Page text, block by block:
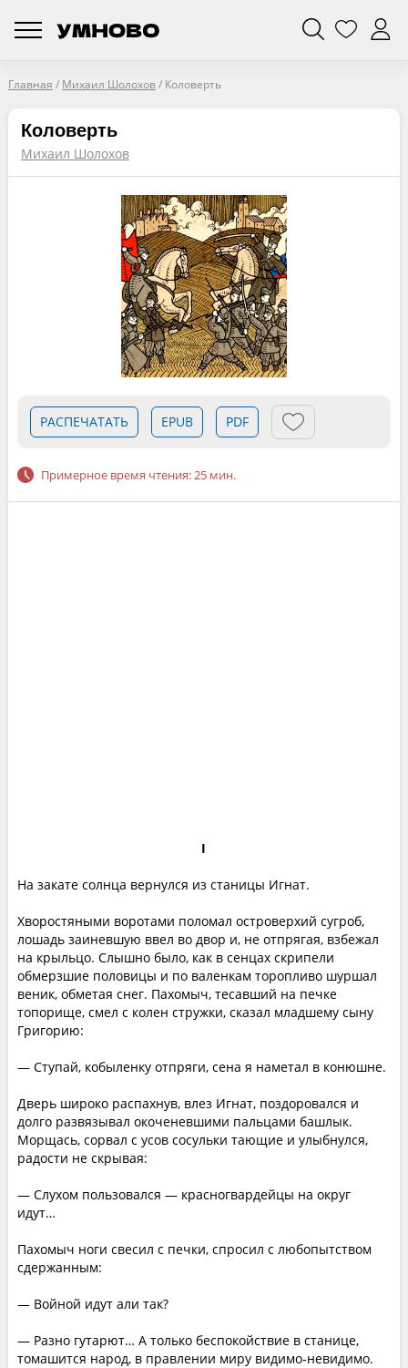
Главная / Михаил Шолохов/ Коловерть
Коловерть
Михаил Шолохов
РАСПЕЧАТАТЬ EPUB PDF
Примерное время чтения: 25 мин.
I
На закате солнца вернулся из станицы Игнат.
Хворостяными воротами поломал островерхий сугроб,
лошадь заиневшую ввел во двор и, не отпрягая, взбежал
на крыльцо. Слышно было, как в сенцах скрипели
обмерзшие половицы и по валенкам торопливо шуршал
веник, обметая снег. Пахомыч, тесавший на печке
топорище, смел с колен стружки, сказал младшему сыну
Григорию:
— Ступай, кобыленку отпряги, сена я наметал в конюшне.
Дверь широко распахнув, влез Игнат, поздоровался и
долго развязывал окоченевшими пальцами башлык.
Морщась, сорвал с усов сосульки тающие и улыбнулся,
радости не скрывая:
— Слухом пользовался — красногвардейцы на округ
идут…
Пахомыч ноги свесил с печки, спросил с любопытством
сдержанным:
— Войной идут али так?
— Разно гутарют… А только беспокойствие в станице,
томашится народ, в правлении миру видимо-невидимо.